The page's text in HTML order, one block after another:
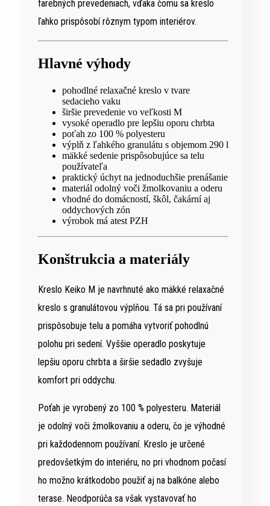
farebných prevedeniach, vďaka čomu sa kreslo
ľahko prispôsobí rôznym typom interiérov.
Hlavné výhody
pohodlné relaxačné kreslo v tvare
sedacieho vaku
širšie prevedenie vo veľkosti M
vysoké operadlo pre lepšiu oporu chrbta
poťah zo 100 % polyesteru
výplň z ľahkého granulátu s objemom 290 l
mäkké sedenie prispôsobujúce sa telu
používateľa
praktický úchyt na jednoduchšie prenášanie
materiál odolný voči žmolkovaniu a oderu
vhodné do domácností, škôl, čakární aj
oddychových zón
výrobok má atest PZH
Konštrukcia a materiály
Kreslo Keiko M je navrhnuté ako mäkké relaxačné
kreslo s granulátovou výplňou. Tá sa pri používaní
prispôsobuje telu a pomáha vytvoriť pohodlnú
polohu pri sedení. Vyššie operadlo poskytuje
lepšiu oporu chrbta a širšie sedadlo zvyšuje
komfort pri oddychu.
Poťah je vyrobený zo 100 % polyesteru. Materiál
je odolný voči žmolkovaniu a oderu, čo je výhodné
pri každodennom používaní. Kreslo je určené
predovšetkým do interiéru, no pri vhodnom počasí
ho možno krátkodobo použiť aj na balkóne alebo
terase. Neodporúča sa však vystavovať ho